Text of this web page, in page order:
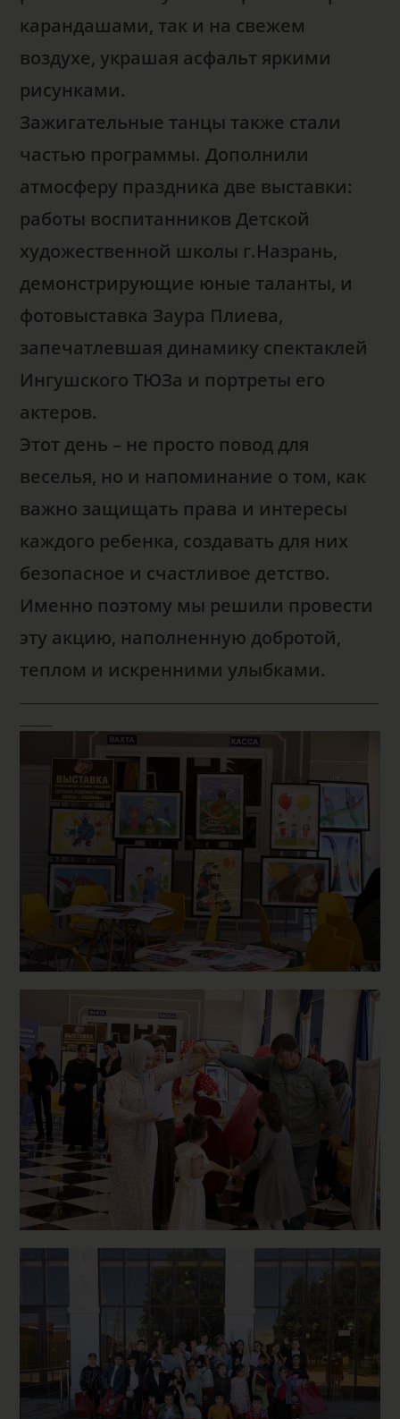
карандашами, так и на свежем
воздухе, украшая асфальт яркими
рисунками.
Зажигательные танцы также стали
частью программы. Дополнили
атмосферу праздника две выставки:
работы воспитанников Детской
художественной школы г.Назрань,
демонстрирующие юные таланты, и
фотовыставка Заура Плиева,
запечатлевшая динамику спектаклей
Ингушского ТЮЗа и портреты его
актеров.
Этот день – не просто повод для
веселья, но и напоминание о том, как
важно защищать права и интересы
каждого ребенка, создавать для них
безопасное и счастливое детство.
Именно поэтому мы решили провести
эту акцию, наполненную добротой,
теплом и искренними улыбками.